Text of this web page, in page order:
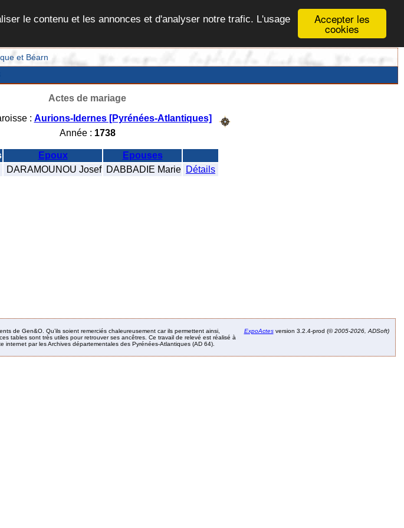
Accepter les
cookies
le contenu et les annonces et d'analyser notre trafic. L'usage
et Béarn
Actes de mariage
: Aurions-Idernes [Pyrénées-Atlantiques]
Année : 1738
Epoux
Epouses
DARAMOUNOU Josef DABBADIE Marie Détails
de Gen&O. Qu’ils soient remerciés chaleureusement car ils permettent ainsi,
tables sont très utiles pour retrouver ses ancêtres. Ce travail de relevé est réalisé à
internet par les Archives départementales des Pyrénées-Atlantiques (AD 64).
ExpoActesversion 3.2.4-prod (©2005-2026, ADSoft)